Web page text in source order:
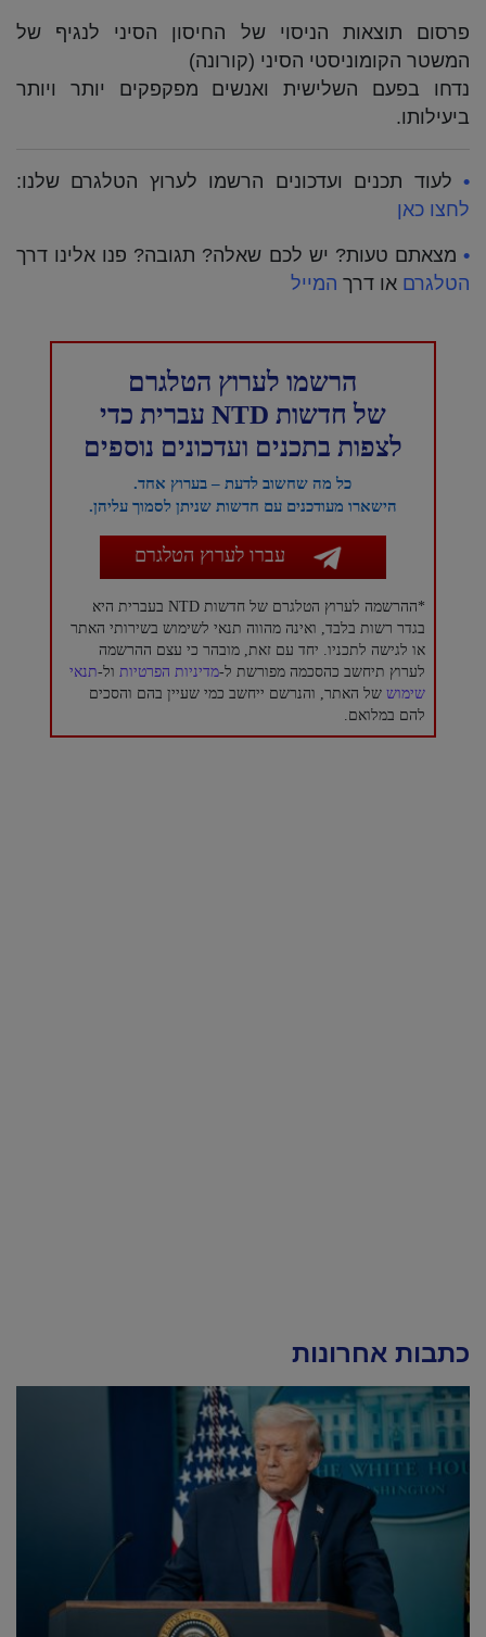
פרסום תוצאות הניסוי של החיסון הסיני לנגיף של
המשטר הקומוניסטי הסיני (קורונה)
נדחו בפעם השלישית ואנשים מפקפקים יותר ויותר
ביעילותו.
• לעוד תכנים ועדכונים הרשמו לערוץ הטלגרם שלנו:
לחצו כאן
• מצאתם טעות? יש לכם שאלה? תגובה? פנו אלינו דרך
הטלגרם או דרך המייל
הרשמו לערוץ הטלגרם
של חדשות NTD עברית כדי
לצפות בתכנים ועדכונים נוספים
כל מה שחשוב לדעת – בערוץ אחד.
הישארו מעודכנים עם חדשות שניתן לסמוך עליהן.
עברו לערוץ הטלגרם
*ההרשמה לערוץ הטלגרם של חדשות NTD בעברית היא
בגדר רשות בלבד, ואינה מהווה תנאי לשימוש בשירותי האתר
או לגישה לתכניו. יחד עם זאת, מובהר כי עצם ההרשמה
לערוץ תיחשב כהסכמה מפורשת ל-מדיניות הפרטיות ול-תנאי
שימוש של האתר, והנרשם ייחשב כמי שעיין בהם והסכים
להם במלואם.
כתבות אחרונות